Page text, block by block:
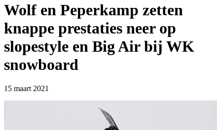
Wolf en Peperkamp zetten
knappe prestaties neer op
slopestyle en Big Air bij WK
snowboard
15 maart 2021